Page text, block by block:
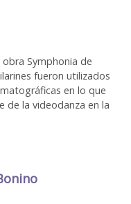
Symphonia de
fueron utilizados
en lo que
de la videodanza en la